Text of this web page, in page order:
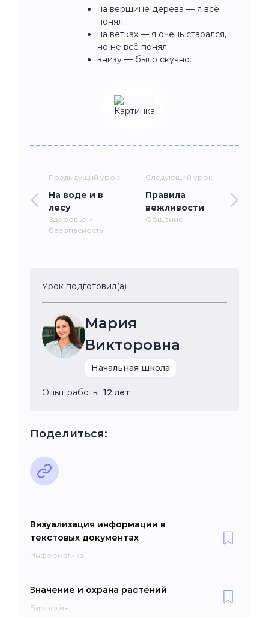
на вершине дерева — я всё
понял;
на ветках — я очень старался,
но не всё понял;
внизу — было скучно.
Предыдущий урок
На воде и в
лесу
Здоровье и
безопасность
Следующий урок
Правила
вежливости
Общение
Урок подготовил(а)
Мария
Викторовна
Начальная школа
Опыт работы: 12 лет
Поделиться:
Визуализация информации в
текстовых документах
Информатика
Значение и охрана растений
Биология